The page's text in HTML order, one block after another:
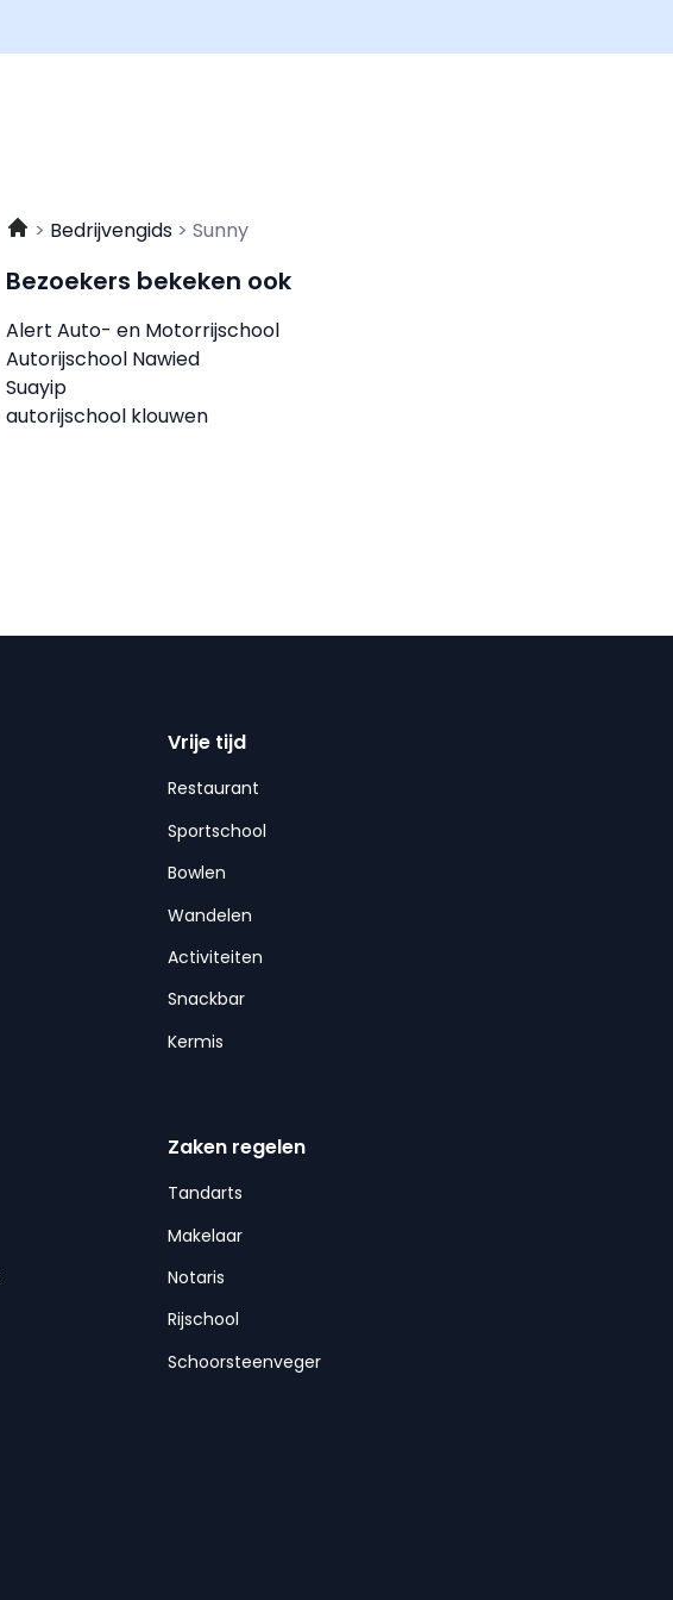
Bedrijvengids Sunny
Bezoekers bekeken ook
Alert Auto- en Motorrijschool
Autorijschool Nawied
Suayip
autorijschool klouwen
Vrije tijd
Restaurant
Sportschool
Bowlen
Wandelen
Activiteiten
Snackbar
Kermis
Zaken regelen
Tandarts
Makelaar
Notaris
Rijschool
Schoorsteenveger